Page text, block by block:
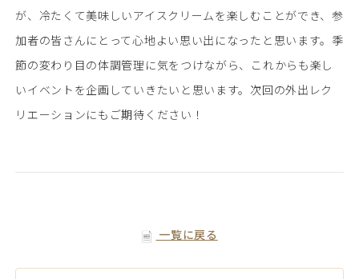
が、冷たくて美味しいアイスクリームを楽しむことができ、参
加者の皆さんにとって心地よい思い出になったと思います。季
節の変わり目の体調管理に気をつけながら、これからも楽し
いイベントを企画していきたいと思います。次回の外出レク
リエーションにもご期待ください！
一覧に戻る